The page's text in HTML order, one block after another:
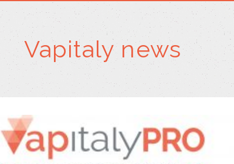
Vapitaly news